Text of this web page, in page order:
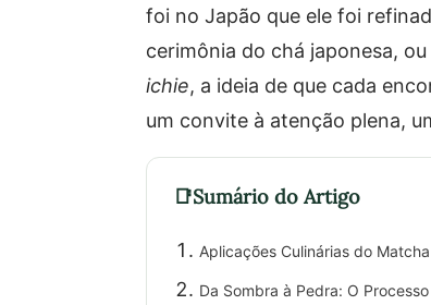
foi no Japão que ele foi
cerimônia do chá japonesa, ou
ichie, a ideia de que cada
um convite à atenção plena,
Sumário do Artigo
Aplicações Culinárias do Matcha
Da Sombra à Pedra: O